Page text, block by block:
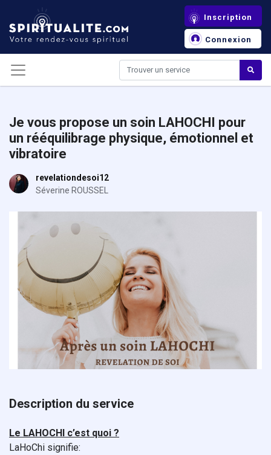
Inscription
Connexion
Je vous propose un soin LAHOCHI pour
un rééquilibrage physique, émotionnel et
vibratoire
revelationdesoi12
Séverine ROUSSEL
Description du service
Le LAHOCHI c’est quoi ?
LaHoChi signifie: